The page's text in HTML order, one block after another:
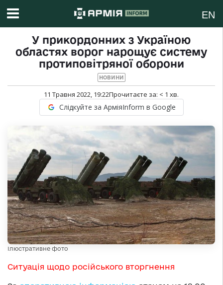
EN
У прикордонних з Україною
областях ворог нарощує систему
протиповітряної оборони
НОВИНИ
11 Травня 2022, 19:22Прочитаєте за: < 1 хв.
Слідкуйте за АрміяInform в Google
Ілюстративне фото
Ситуація щодо російського вторгнення